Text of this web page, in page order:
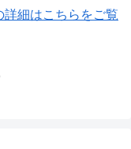
詳細はこちらをご覧